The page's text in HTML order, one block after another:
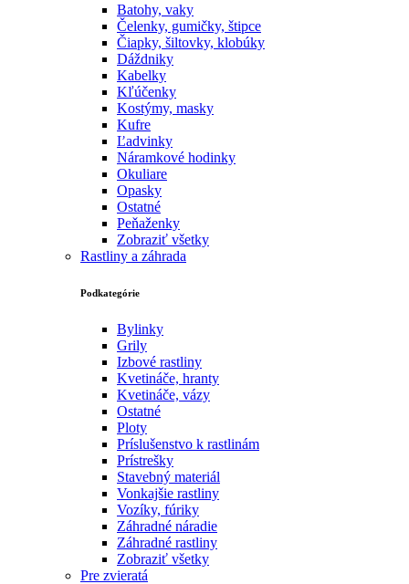
Batohy, vaky
Čelenky, gumičky, štipce
Čiapky, šiltovky, klobúky
Dáždniky
Kabelky
Kľúčenky
Kostýmy, masky
Kufre
Ľadvinky
Náramkové hodinky
Okuliare
Opasky
Ostatné
Peňaženky
Zobraziť všetky
Rastliny a záhrada
Podkategórie
Bylinky
Grily
Izbové rastliny
Kvetináče, hranty
Kvetináče, vázy
Ostatné
Ploty
Príslušenstvo k rastlinám
Prístrešky
Stavebný materiál
Vonkajšie rastliny
Vozíky, fúriky
Záhradné náradie
Záhradné rastliny
Zobraziť všetky
Pre zvieratá